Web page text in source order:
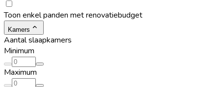
Toon enkel panden met renovatiebudget
Kamers
Aantal slaapkamers
Minimum
Maximum